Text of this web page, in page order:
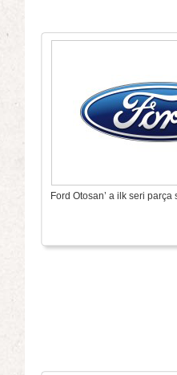
Ford Otosan’ a ilk seri parça